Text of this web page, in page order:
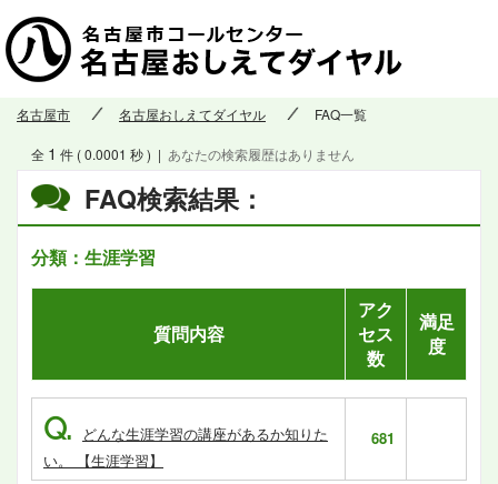
名古屋市 名古屋おしえてダイヤル FAQ一覧
FAQ検索結果：
分類：生涯学習
全 1 件 ( 0.0001 秒 ) | あなたの検索履歴はありません
質問内容
アク
セス
数
満足
度
Q.
どんな生涯学習の講座があるか知りた
い。 【生涯学習】
681